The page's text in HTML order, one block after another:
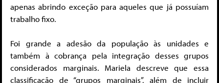
apenas abrindo exceção para aqueles que já possuíam
trabalho fixo.
Foi grande a adesão da população às unidades e
também à cobrança pela integração desses grupos
considerados marginais. Mariela descreve que essa
classificação de “grupos marginais”, além de incluir